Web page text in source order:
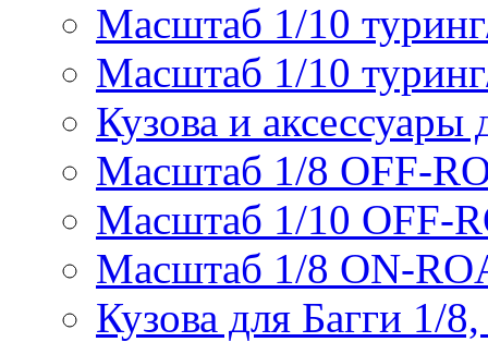
Масштаб 1/10
Масштаб 1/10
Кузова и
Масштаб 1/8 OFF-
Масштаб 1/10 OFF-
Масштаб 1/8 ON-
Кузова для Багги 1/